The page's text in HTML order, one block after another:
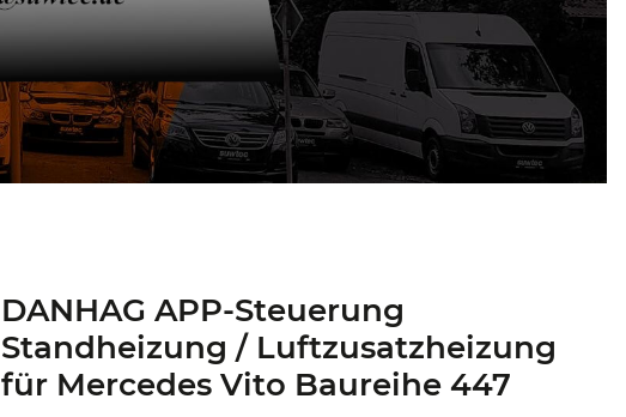
DANHAG APP-Steuerung
Standheizung / Luftzusatzheizung
für Mercedes Vito Baureihe 447